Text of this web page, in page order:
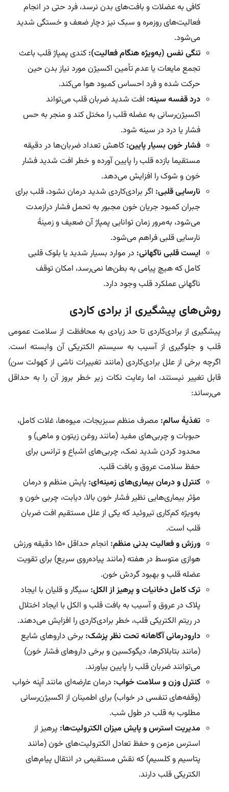
کافی به عضلات و بافت‌های بدن نرسد، فرد حتی در انجام
فعالیت‌های روزمره و سبک نیز دچار ضعف و خستگی شدید
می‌شود.
تنگی نفس (به‌ویژه هنگام فعالیت): کندی پمپاژ قلب باعث
تجمع مایعات یا عدم تأمین اکسیژن مورد نیاز بدن حین
حرکت شده و فرد احساس کمبود هوا می‌کند.
درد قفسه سینه: افت شدید ضربان قلب می‌تواند
اکسیژن‌رسانی به عضله قلب را مختل کند و منجر به حس
فشار یا درد در سینه شود.
فشار خون بسیار پایین: کاهش تعداد ضربان‌ها در دقیقه
مستقیما بازده قلب را پایین آورده و خطر افت شدید فشار
خون و شوک را افزایش می‌دهد.
نارسایی قلبی: اگر برادی‌کاردی شدید درمان نشود، قلب برای
جبران کمبود جریان خون مجبور به تحمل فشار درازمدت
می‌شود، به‌مرور زمان توانایی پمپاژ آن ضعیف و زمینۀ
نارسایی قلبی فراهم می‌شود.
ایست قلبی ناگهانی: در موارد بسیار شدید یا بلوک‌ قلبی
کامل که هیچ پیامی به بطن‌ها نمی‌رسد، امکان توقف
ناگهانی عملکرد قلب وجود دارد.
روش‌های پیشگیری از برادی کاردی
پیشگیری از برادی‌کاردی تا حد زیادی به محافظت از سلامت عمومی
قلب و جلوگیری از آسیب به سیستم الکتریکی آن وابسته است.
اگرچه برخی از علل برادی‌کاردی (مانند تغییرات ناشی از کهولت سن)
قابل تغییر نیستند، اما رعایت نکات زیر خطر بروز آن را به حداقل
می‌رساند:
تغذیۀ سالم: مصرف منظم سبزیجات، میوه‌ها، غلات کامل،
حبوبات و چربی‌های مفید (مانند روغن زیتون و ماهی) و
محدود کردن شدید نمک، چربی‌های اشباع و ترانس برای
حفظ سلامت عروق و بافت قلب.
کنترل و درمان بیماری‌های زمینه‌ای: پایش منظم و درمان
مؤثر بیماری‌هایی نظیر فشار خون بالا، دیابت، چربی خون و
به‌ویژه کم‌کاری تیروئید که یکی از علل مستقیم افت ضربان
قلب است.
ورزش و فعالیت بدنی منظم:
انجام حداقل ۱۵۰ دقیقه ورزش
هوازی متوسط در هفته (مانند پیاده‌روی سریع) برای تقویت
عضله قلب و بهبود گردش خون.
ترک کامل دخانیات و پرهیز از الکل: سیگار و قلیان با ایجاد
پلاک در عروق و آسیب به بافت قلب و الکل با ایجاد اختلال
در ریتم الکتریکی قلب، خطر برادی‌کاردی را افزایش می‌دهند.
دارودرمانی آگاهانه تحت نظر پزشک: برخی داروهای شایع
(مانند بتابلاکرها، دیگوکسین و برخی داروهای فشار خون)
می‌توانند ضربان قلب را پایین بیاورند.
کنترل وزن و سلامت خواب: درمان عارضه‌ای مانند آپنه خواب
(وقفه‌های تنفسی در خواب) برای اطمینان از اکسیژن‌رسانی
مطلوب به قلب در طول شب.
مدیریت استرس و پایش میزان الکترولیت‌ها: پرهیز از
استرس‌ مزمن و حفظ تعادل الکترولیت‌های خون (مانند
پتاسیم و کلسیم) که نقش مستقیمی در انتقال پیام‌های
الکتریکی قلب دارند.